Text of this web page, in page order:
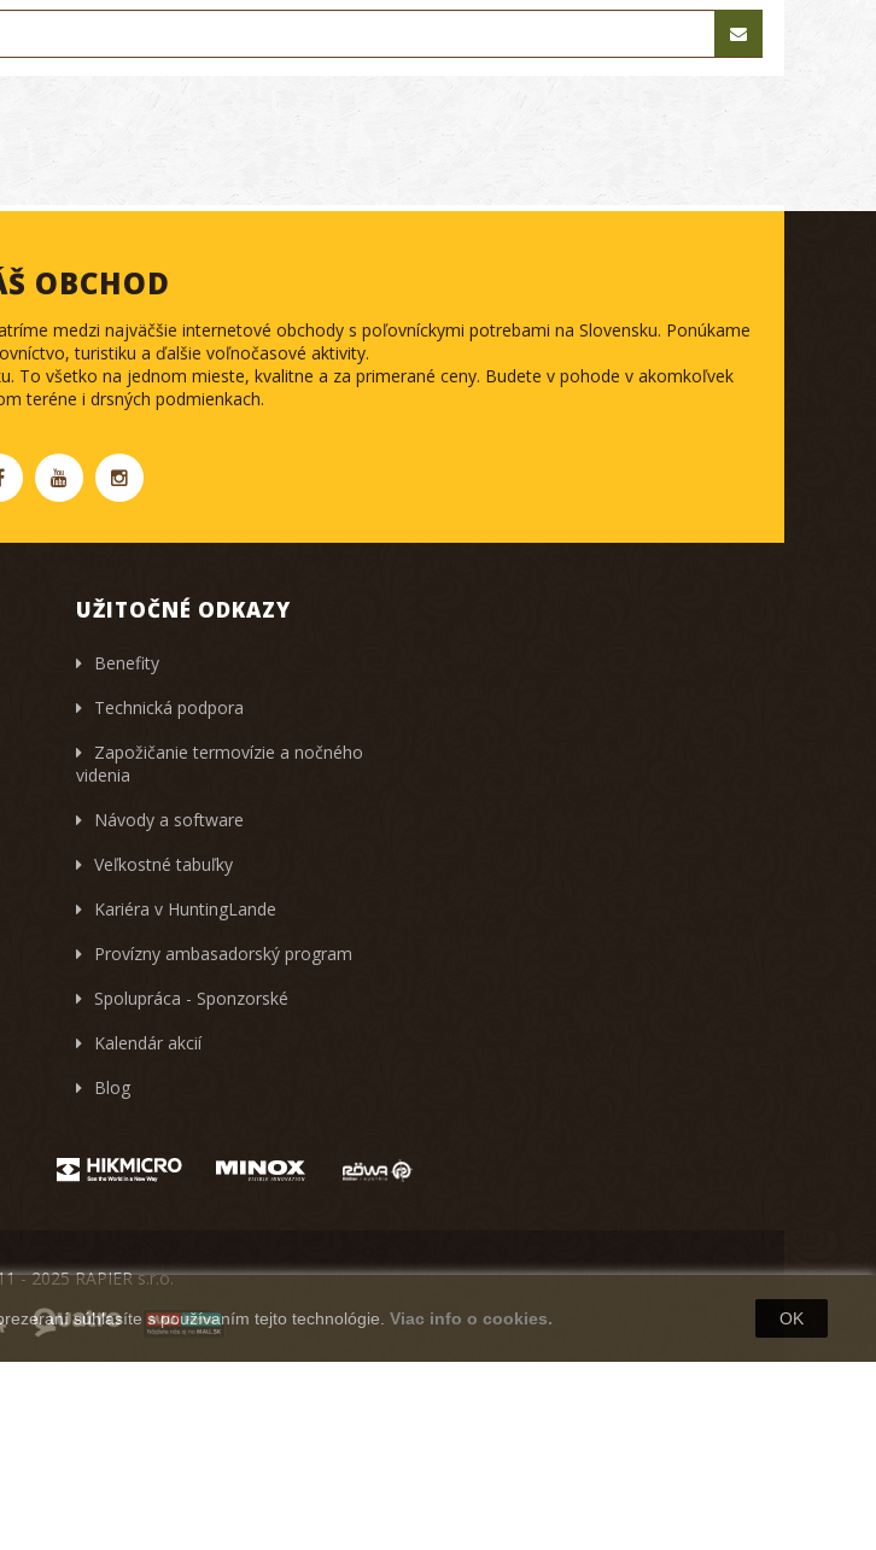
OBCHOD
medzi najväčšie internetové obchody s poľovníckymi potrebami na Slovensku. Ponúkame
turistiku a ďalšie voľnočasové aktivity.
To všetko na jednom mieste, kvalitne a za primerané ceny. Budete v pohode v akomkoľvek
teréne i drsných podmienkach.
UŽITOČNÉ ODKAZY
Benefity
Technická podpora
Zapožičanie termovízie a nočného
videnia
Návody a software
Veľkostné tabuľky
Kariéra v HuntingLande
Provízny ambasadorský program
Spolupráca - Sponzorské
Kalendár akcií
Blog
súhlasíte s používaním tejto technológie. Viac info o cookies. OK
- 2025 RAPIER s.r.o.